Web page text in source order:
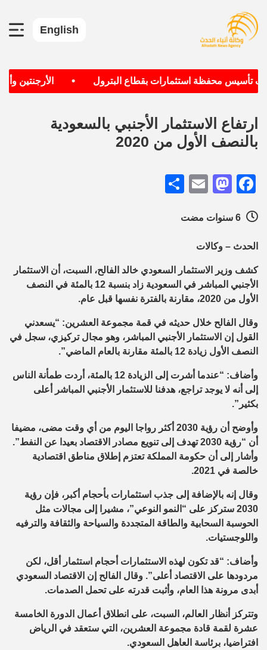
English
تأسيس محفظة استثمارات بقطاع البترول الأرجنتين
ارتفاع الاستثمار الأجنبي بالسعودية
بالنصف الأول من 2020
Facebook
Mastodon
Email
الحدث – وكالات
كشف وزير الاستثمار السعودي خالد الفالح، السبت، أن الاستثمار
الأجنبي المباشر في السعودية زاد بنسبة 12 بالمئة في النصف
الأول من 2020، مقارنة بالفترة نفسها قبل عام.
وقال الفالح خلال حديثه في قمة مجموعة العشرين: “يسعدني
القول إن الاستثمار الأجنبي المباشر، وهو مجال تركيزي، سجل في
النصف الأول زيادة 12 بالمئة مقارنة بالعام الماضي”.
وأضاف: “عندما أشرت إلى الزيادة 12 بالمئة، أردت طمأنة الناس
إلى أنه لا يوجد تراجع، هدفنا للاستثمار الأجنبي المباشر أعلى
بكثير”.
وأوضح أن رؤية 2030 أكثر رواجا اليوم من أي وقت مضى، مضيفا
أن “رؤية 2030 تهدف إلى تنويع مصادر الاقتصاد بعيدا عن النفط”.
وأشار إلى أن حكومة المملكة تعتزم إطلاق مناطق اقتصادية
خالصة في 2021.
وقال إنه بالإضافة إلى جذب استثمارات بأحجام أكبر، فإن رؤية
2030 ستركز على “النمو النوعي”، مشيرا إلى مجالات مثل
الحوسبة السحابية والطاقة المتجددة والسياحة والثقافة والترفيه
واللوجستيات.
وأضاف: “قد تكون لهذه الاستثمارات أحجام استثمار أقل، لكن
مردودها على الاقتصاد أعلى”. وقال الفالح إن الاقتصاد السعودي
أبدى مرونة هذا العام، وأثبت قدرته على تحمل الصدمات.
وتتركز أنظار العالم، السبت، على انطلاق أعمال الدورة الخامسة
عشرة لقمة قادة مجموعة العشرين، التي ستعقد في الرياض
افتراضيا، برئاسة العاهل السعودي.